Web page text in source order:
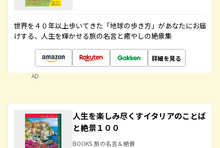
世界を４０年以上歩いてきた「地球の歩き方」があなたにお届
けする、人生を輝かせる旅の名言と癒やしの絶景集
詳細を見る
AD
人生を楽しみ尽くすイタリアのことば
と絶景１００
BOOKS 旅の名言＆絶景